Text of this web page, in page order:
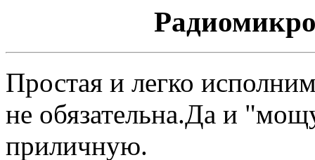
Простая и легко
не обязательна.Да и
приличную.